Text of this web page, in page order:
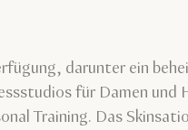
darunter ein
für Damen und
Training. Das